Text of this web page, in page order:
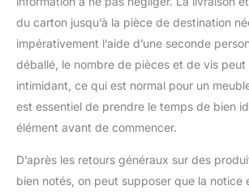
Buffet :
Largeur: 38
79
du carton jusqu’à la pièce de destination
impérativement l’aide d’une seconde
déballé, le nombre de pièces et de vis peut
intimidant, ce qui est normal pour un
est essentiel de prendre le temps de bien
élément avant de commencer.
D’après les retours généraux sur des
bien notés, on peut supposer que la notice